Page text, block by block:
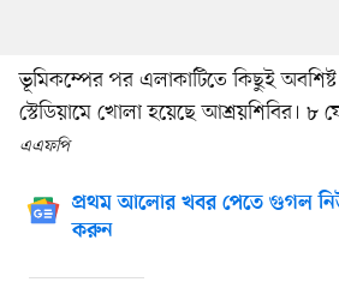
ভূমিকম্পের পর এলাকাটিতে কিছুই
স্টেডিয়ামে খোলা হয়েছে আশ্রয়শিবির। ৮
এএফপি
প্রথম আলোর খবর পেতে গুগল
করুন